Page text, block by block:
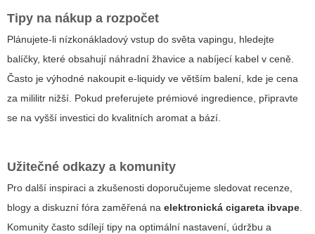
Tipy na nákup a rozpočet
Plánujete-li nízkonákladový vstup do světa vapingu, hledejte
balíčky, které obsahují náhradní žhavice a nabíjecí kabel v ceně.
Často je výhodné nakoupit e-liquidy ve větším balení, kde je cena
za mililitr nižší. Pokud preferujete prémiové ingredience, připravte
se na vyšší investici do kvalitních aromat a bází.
Užitečné odkazy a komunity
Pro další inspiraci a zkušenosti doporučujeme sledovat recenze,
blogy a diskuzní fóra zaměřená na elektronická cigareta ibvape
Komunity často sdílejí tipy na optimální nastavení, údržbu a